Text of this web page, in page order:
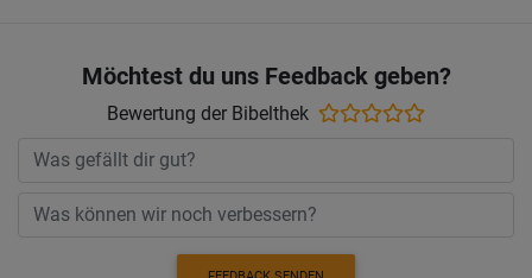
Möchtest du uns Feedback geben?
Bewertung der Bibelthek